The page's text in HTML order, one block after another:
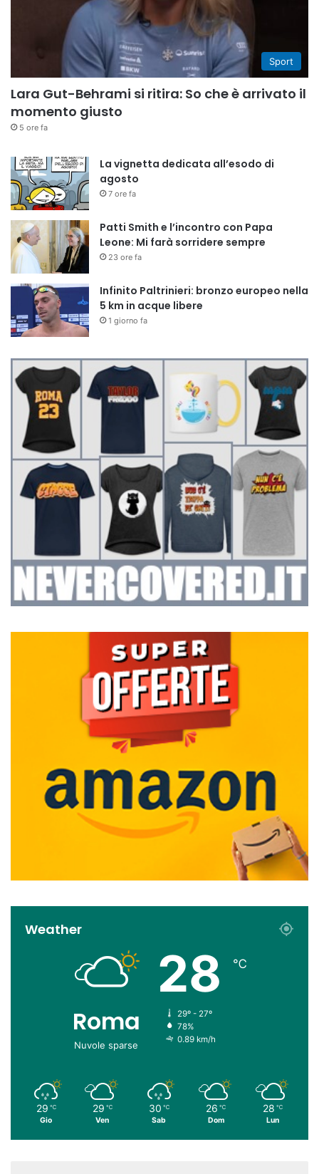
Sport
Lara Gut-Behrami si ritira: So che è arrivato il
momento giusto
5 ore fa
La vignetta dedicata all’esodo di
agosto
7 ore fa
Patti Smith e l’incontro con Papa
Leone: Mi farà sorridere sempre
23 ore fa
Infinito Paltrinieri: bronzo europeo nella
5 km in acque libere
1 giorno fa
Weather
Roma
Nuvole sparse
28 ℃
29º - 27º
78%
0.89 km/h
29 ℃
Gio
29 ℃
Ven
30 ℃
Sab
26 ℃
Dom
28 ℃
Lun